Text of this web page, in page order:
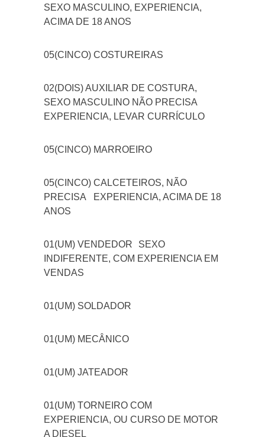
SEXO MASCULINO, EXPERIENCIA,
ACIMA DE 18 ANOS
05(CINCO) COSTUREIRAS
02(DOIS) AUXILIAR DE COSTURA,
SEXO MASCULINO NÃO PRECISA
EXPERIENCIA, LEVAR CURRÍCULO
05(CINCO) MARROEIRO
05(CINCO) CALCETEIROS, NÃO
PRECISA EXPERIENCIA, ACIMA DE 18
ANOS
01(UM) VENDEDOR
SEXO
INDIFERENTE, COM EXPERIENCIA EM
VENDAS
01(UM) SOLDADOR
01(UM) MECÂNICO
01(UM) JATEADOR
01(UM) TORNEIRO COM
EXPERIENCIA, OU CURSO DE MOTOR
A DIESEL